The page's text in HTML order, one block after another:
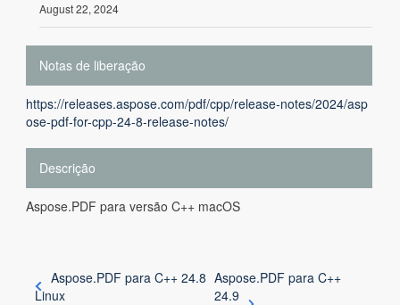
August 22, 2024
Notas de liberação
https://releases.aspose.com/pdf/cpp/release-notes/2024/asp
ose-pdf-for-cpp-24-8-release-notes/
Descrição
Aspose.PDF para versão C++ macOS
Aspose.PDF para C++ 24.8
Linux
Aspose.PDF para C++
24.9